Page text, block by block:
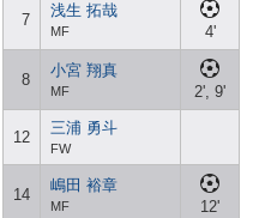
7
浅生 拓哉
MF 4'
8
小宮 翔真
MF 2', 9'
12
三浦 勇斗
FW
14
嶋田 裕章
MF 12'